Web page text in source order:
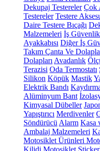
Dekupaj Testereler Çok
Testereler Testere
Daire Testere Bıçağı
Malzemeleri İş
Ayakkabısı Diğer İş
Takım Çanta Ve
Dolapları Avadanlık
Terazisi Oda Termostatı
Silikon Köpük Mastik
Elektrik Bandı
Alüminyum Bant
Kimyasal Dübeller
Yapıştırıcı Merdivenler
Söndürücü Alarm Kasa
Ambalaj Malzemeleri
Motosiklet Ürünleri
Kilidi Motosiklet